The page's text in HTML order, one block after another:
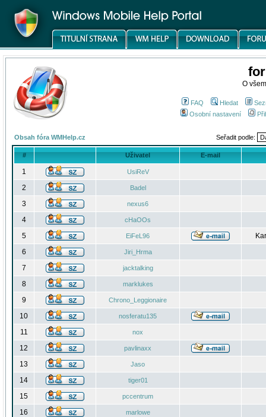
O
FAQ Hledat
Osobní nastavení
Obsah fóra WMHelp.cz Seřadit podle:
# Uživatel E-mail
1 UsiReV
2 Badel
3 nexus6
4 cHaOOs
5 EiFeL96
6
Jiri_Hrma
7 jacktalking
8 marklukes
9 Chrono_Leggionaire
10 nosferatu135
11 nox
12 pavlinaxx
13 Jaso
14 tiger01
15 pccentrum
16 marlowe